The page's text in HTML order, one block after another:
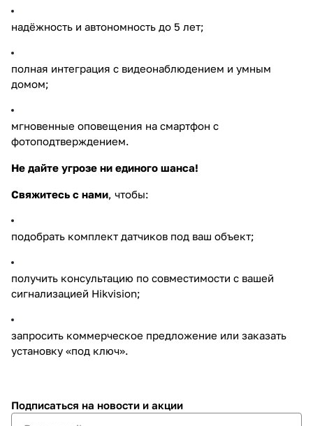
надёжность и автономность до 5 лет;
полная интеграция с видеонаблюдением и умным
домом;
мгновенные оповещения на смартфон с
фотоподтверждением.
Не дайте угрозе ни единого шанса!
Свяжитесь с нами, чтобы:
подобрать комплект датчиков под ваш объект;
получить консультацию по совместимости с вашей
сигнализацией Hikvision;
запросить коммерческое предложение или заказать
установку «под ключ».
Подписаться на новости и акции